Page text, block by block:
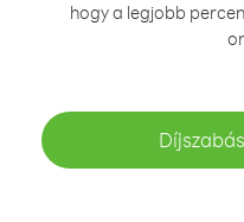
hogy a legjobb